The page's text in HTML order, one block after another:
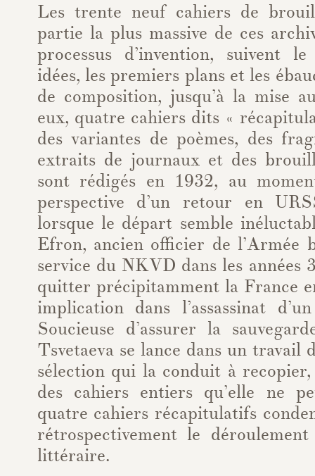
Les trente neuf cahiers de
partie la plus massive de ces
processus d’invention, suivent
idées, les premiers plans et les
de composition, jusqu’à la mise
eux, quatre cahiers dits «
des variantes de poèmes, des
extraits de journaux et des
sont rédigés en 1932, au
perspective d’un retour en
lorsque le départ semble
Efron, ancien officier de l’Armée
service du NKVD dans les années
quitter précipitamment la France
implication dans l’assassinat
Soucieuse d’assurer la
Tsvetaeva se lance dans un travail
sélection qui la conduit à
des cahiers entiers qu’elle ne
quatre cahiers récapitulatifs
rétrospectivement le
littéraire.